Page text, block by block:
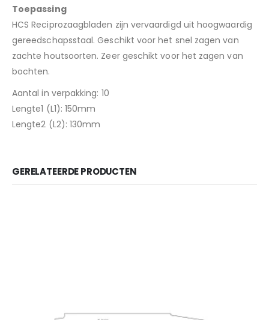
Toepassing
HCS Reciprozaagbladen zijn vervaardigd uit hoogwaardig
gereedschapsstaal. Geschikt voor het snel zagen van
zachte houtsoorten. Zeer geschikt voor het zagen van
bochten.
Aantal in verpakking: 10
Lengte1 (L1): 150mm
Lengte2 (L2): 130mm
GERELATEERDE PRODUCTEN